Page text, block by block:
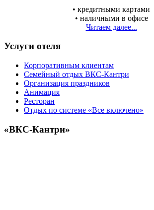
• кредитными картами
• наличными в офисе
Читаем далее...
Услуги отеля
Корпоративным клиентам
Семейный отдых ВКС-Кантри
Организация праздников
Анимация
Ресторан
Отдых по системе «Все включено»
«ВКС-Кантри»